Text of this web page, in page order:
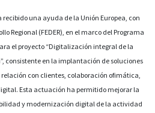
recibido una ayuda de la Unión Europea, con
Regional (FEDER), en el marco del Programa
el proyecto “Digitalización integral de la
consistente en la implantación de soluciones
con clientes, colaboración ofimática,
Esta actuación ha permitido mejorar la
y modernización digital de la actividad